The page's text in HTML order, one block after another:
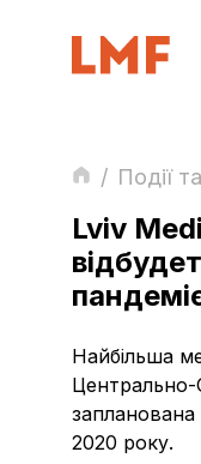
/ Події
Lviv
Найбільша
Центрально-
2020 року.